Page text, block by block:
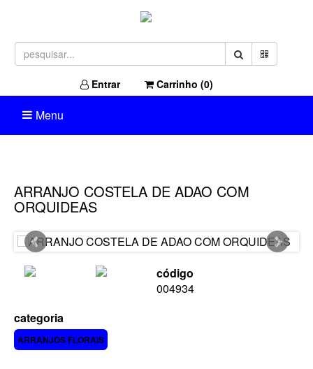
Entrar Carrinho (0)
Menu
ARRANJO COSTELA DE ADAO COM
ORQUIDEAS
código
004934
categoria
ARRANJOS FLORAIS